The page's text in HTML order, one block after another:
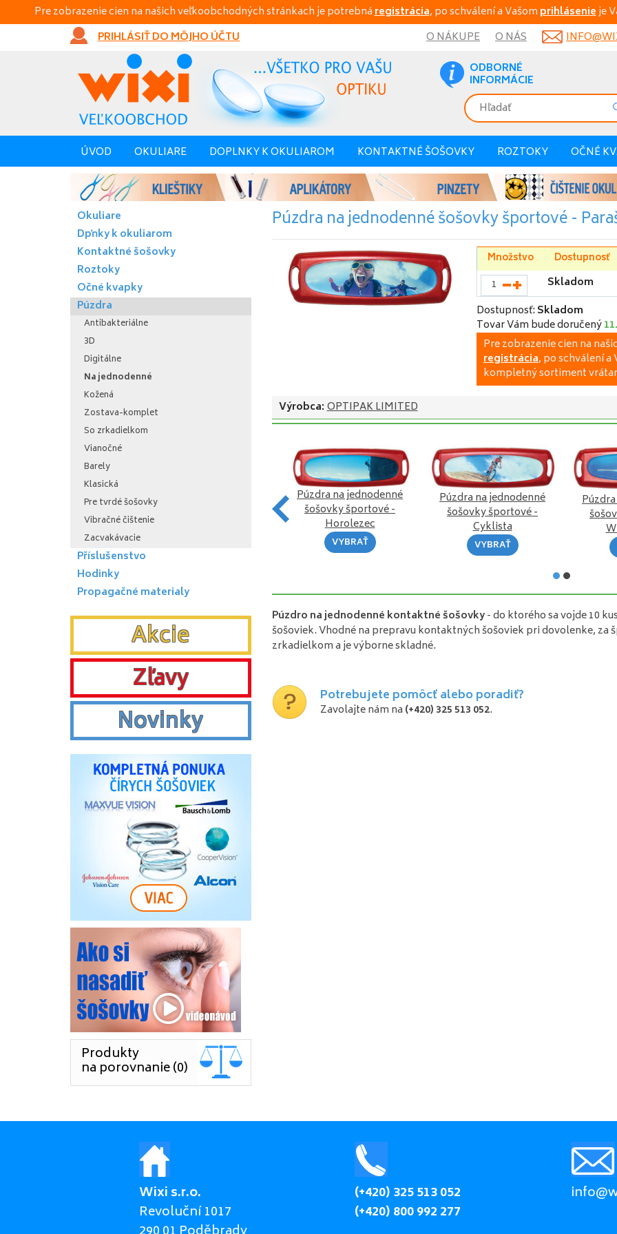
Pre zobrazenie cien na našich veľkoobchodných stránkach je potrebnáregistrácia, po schválení a Vašom prihlásenieje
PRIHLÁSIŤ DO MÔJHO ÚČTU
O NÁKUPE O NÁS
ODBORNÉ
INFORMÁCIE
ÚVOD OKULIARE DOPLNKY K OKULIAROM KONTAKTNÉ ŠOŠOVKY ROZTOKY OČNÉ
Púzdra na jednodenné šošovky športové -
Množstvo Dostupnosť
Skladom
Dostupnosť: Skladom
Tovar Vám bude doručený
Pre zobrazenie cien na
registrácia, po schválení a
kompletný sortiment
Výrobca:OPTIPAK LIMITED
Púzdra na jednodenné
šošovky športové - Surf
Púzdra na jednodenné
šošovky športové - Vodáci
Púzdra na jednodenné
šošovky športové -
Horolezec
VYBRAŤ
Púzdra na jednodenné
šošovky športové -
Cyklista
VYBRAŤ
Púzdro na jednodenné kontaktné šošovky- do ktorého sa vojde 10
šošoviek. Vhodné na prepravu kontaktných šošoviek pri dovolenke, za
zrkadielkom a je výborne skladné.
Potrebujete pomôcť alebo poradiť?
Zavolajte nám na (+420) 325 513 052.
Okuliare
Dpňky k okuliarom
Kontaktné šošovky
Roztoky
Očné kvapky
Púzdra
Antibakteriálne
3D
Digitálne
Na jednodenné
Kožená
Zostava-komplet
So zrkadielkom
Vianočné
Barely
Klasická
Pre tvrdé šošovky
Vibračné čištenie
Zacvakávacie
Příslušenstvo
Hodinky
Propagačné materialy
Akcie
Zľavy
Novinky
Produkty
na porovnanie (0)
Wixi s.r.o.
Revoluční 1017
(+420) 325 513 052
(+420) 800 992 277